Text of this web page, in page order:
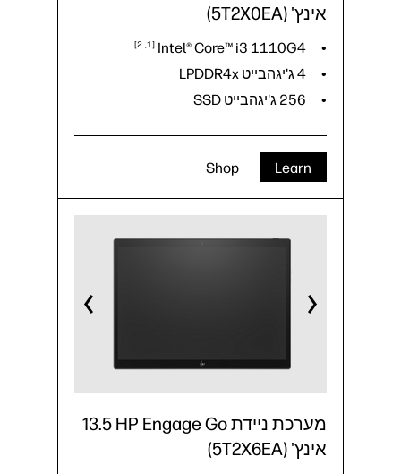
אינץ' (5T2X0EA)
Intel® Core™ i3 1110G4
1
2
4 ג'יגהבייט LPDDR4x
256 ג'יגהבייט SSD
Learn
Shop
מערכת ניידת HP Engage Go‏ 13.5
אינץ' (5T2X6EA)